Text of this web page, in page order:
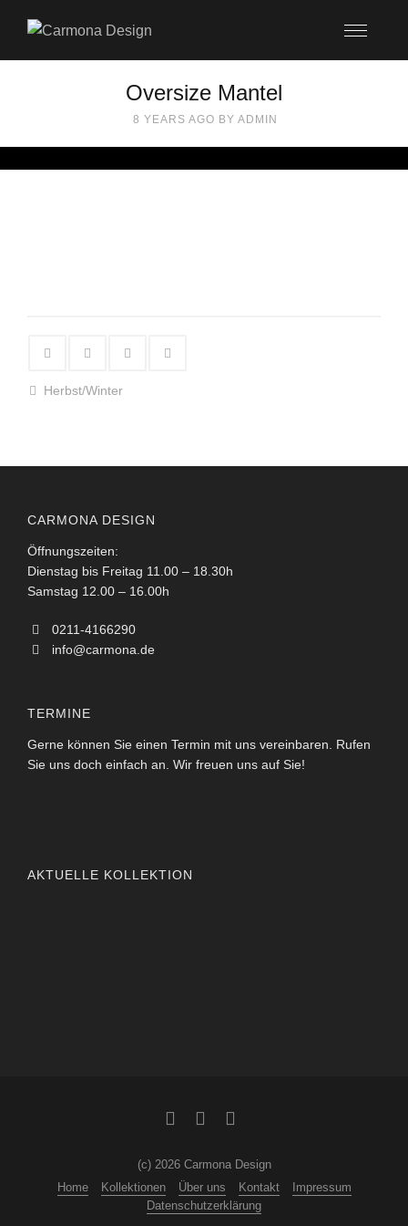
Oversize Mantel
8 YEARS AGO BY ADMIN
Herbst/Winter
CARMONA DESIGN
Öffnungszeiten:
Dienstag bis Freitag 11.00 – 18.30h
Samstag 12.00 – 16.00h
0211-4166290
info@carmona.de
TERMINE
Gerne können Sie einen Termin mit uns vereinbaren. Rufen
Sie uns doch einfach an. Wir freuen uns auf Sie!
AKTUELLE KOLLEKTION
(c) 2026 Carmona Design
Home
Kollektionen Über uns Kontakt
Impressum
Datenschutzerklärung